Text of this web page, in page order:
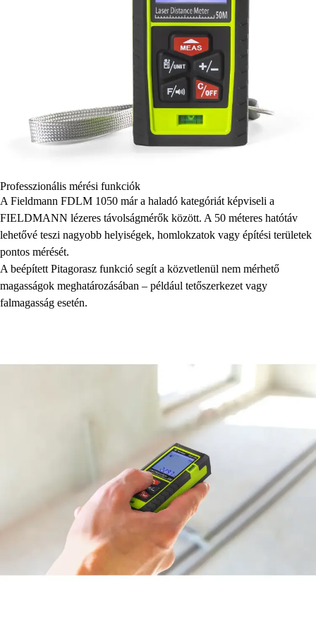
Professzionális mérési funkciók
A Fieldmann FDLM 1050 már a haladó kategóriát képviseli a
FIELDMANN lézeres távolságmérők között. A 50 méteres hatótáv
lehetővé teszi nagyobb helyiségek, homlokzatok vagy építési területek
pontos mérését.
A beépített Pitagorasz funkció segít a közvetlenül nem mérhető
magasságok meghatározásában – például tetőszerkezet vagy
falmagasság esetén.